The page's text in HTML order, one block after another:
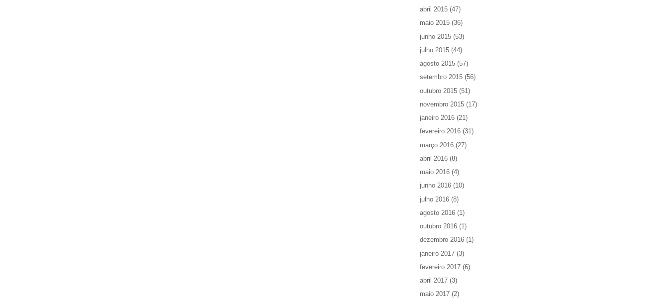
abril 2015 (47)
maio 2015 (36)
junho 2015 (53)
julho 2015 (44)
agosto 2015 (57)
setembro 2015 (56)
outubro 2015 (51)
novembro 2015 (17)
janeiro 2016 (21)
fevereiro 2016 (31)
março 2016 (27)
abril 2016 (8)
maio 2016 (4)
junho 2016 (10)
julho 2016 (8)
agosto 2016 (1)
outubro 2016 (1)
dezembro 2016 (1)
janeiro 2017 (3)
fevereiro 2017 (6)
abril 2017 (3)
maio 2017 (2)